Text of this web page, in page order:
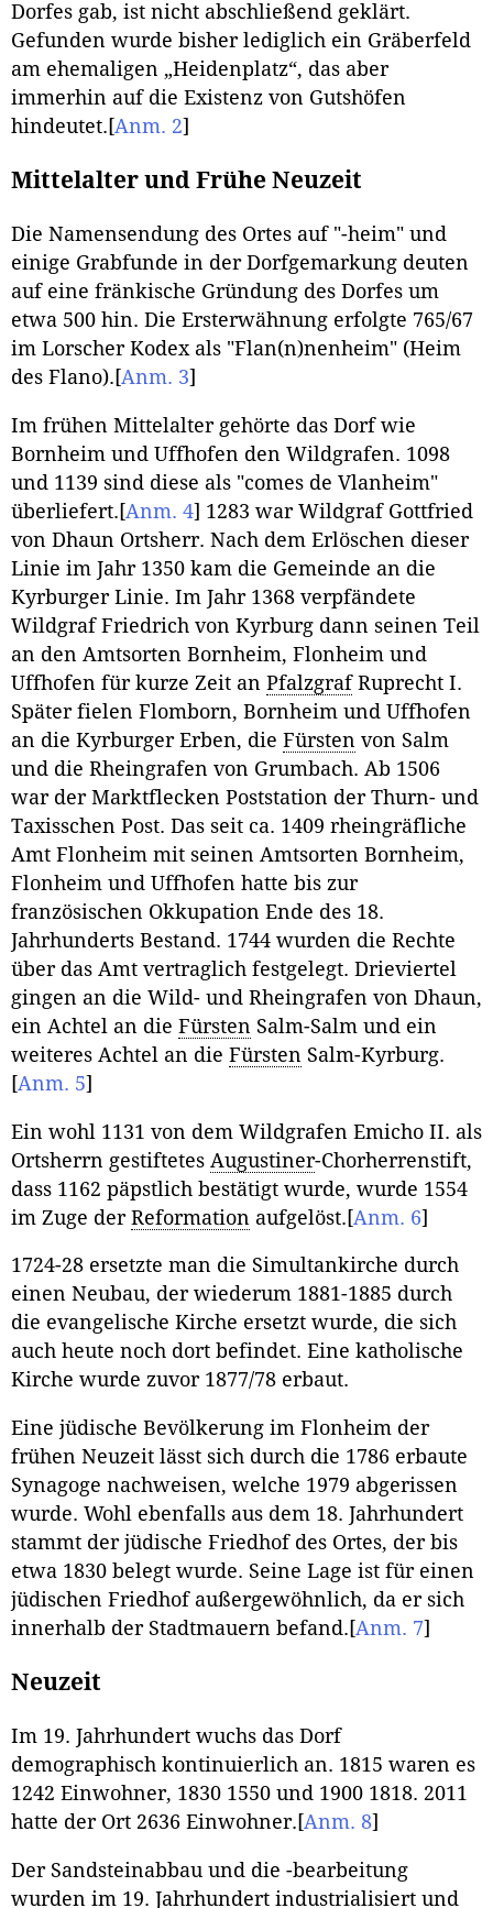
Dorfes gab, ist nicht abschließend geklärt.
Gefunden wurde bisher lediglich ein Gräberfeld
am ehemaligen „Heidenplatz“, das aber
immerhin auf die Existenz von Gutshöfen
hindeutet. [Anm. 2]
Mittelalter und Frühe Neuzeit
Die Namensendung des Ortes auf "-heim" und
einige Grabfunde in der Dorfgemarkung deuten
auf eine fränkische Gründung des Dorfes um
etwa 500 hin. Die Ersterwähnung erfolgte 765/67
im Lorscher Kodex als "Flan(n)nenheim" (Heim
des Flano). [Anm. 3]
Im frühen Mittelalter gehörte das Dorf wie
Bornheim und Uffhofen den Wildgrafen. 1098
und 1139 sind diese als "comes de Vlanheim"
überliefert. [Anm. 4] 1283 war Wildgraf Gottfried
von Dhaun Ortsherr. Nach dem Erlöschen dieser
Linie im Jahr 1350 kam die Gemeinde an die
Kyrburger Linie. Im Jahr 1368 verpfändete
Wildgraf Friedrich von Kyrburg dann seinen Teil
an den Amtsorten Bornheim, Flonheim und
Uffhofen für kurze Zeit an PfalzgrafRuprecht I.
Später fielen Flomborn, Bornheim und Uffhofen
an die Kyrburger Erben, die Fürsten von Salm
und die Rheingrafen von Grumbach. Ab 1506
war der Marktflecken Poststation der Thurn- und
Taxisschen Post. Das seit ca. 1409 rheingräfliche
Amt Flonheim mit seinen Amtsorten Bornheim,
Flonheim und Uffhofen hatte bis zur
französischen Okkupation Ende des 18.
Jahrhunderts Bestand. 1744 wurden die Rechte
über das Amt vertraglich festgelegt. Drieviertel
gingen an die Wild- und Rheingrafen von Dhaun,
ein Achtel an die Fürsten Salm-Salm und ein
weiteres Achtel an die Fürsten Salm-Kyrburg.
[Anm. 5]
Ein wohl 1131 von dem Wildgrafen Emicho II. als
Ortsherrn gestiftetes Augustiner-Chorherrenstift,
dass 1162 päpstlich bestätigt wurde, wurde 1554
im Zuge der Reformation aufgelöst. [Anm. 6]
1724-28 ersetzte man die Simultankirche durch
einen Neubau, der wiederum 1881-1885 durch
die evangelische Kirche ersetzt wurde, die sich
auch heute noch dort befindet. Eine katholische
Kirche wurde zuvor 1877/78 erbaut.
Eine jüdische Bevölkerung im Flonheim der
frühen Neuzeit lässt sich durch die 1786 erbaute
Synagoge nachweisen, welche 1979 abgerissen
wurde. Wohl ebenfalls aus dem 18. Jahrhundert
stammt der jüdische Friedhof des Ortes, der bis
etwa 1830 belegt wurde. Seine Lage ist für einen
jüdischen Friedhof außergewöhnlich, da er sich
innerhalb der Stadtmauern befand. [Anm. 7]
Neuzeit
Im 19. Jahrhundert wuchs das Dorf
demographisch kontinuierlich an. 1815 waren es
1242 Einwohner, 1830 1550 und 1900 1818. 2011
hatte der Ort 2636 Einwohner. [Anm. 8]
Der Sandsteinabbau und die -bearbeitung
wurden im 19. Jahrhundert industrialisiert und